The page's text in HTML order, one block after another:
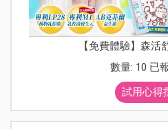
【免費體驗】森活
數量: 10 已
試用心得